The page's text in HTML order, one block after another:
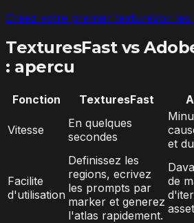
Creez votre premier textureVoir les
TexturesFast vs
: apercu
Fonction TexturesFast
Vitesse
En quelques
secondes
et
Facilite
d'utilisation
Definissez les
regions, ecrivez
les prompts par
marker et generez
l'atlas rapidement.
de
asset